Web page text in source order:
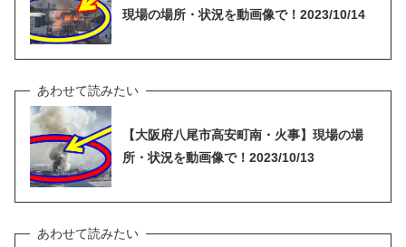
現場の場所・状況を動画像で！2023/10/14
【大阪府八尾市高安町南・火事】現場の場
所・状況を動画像で！2023/10/13